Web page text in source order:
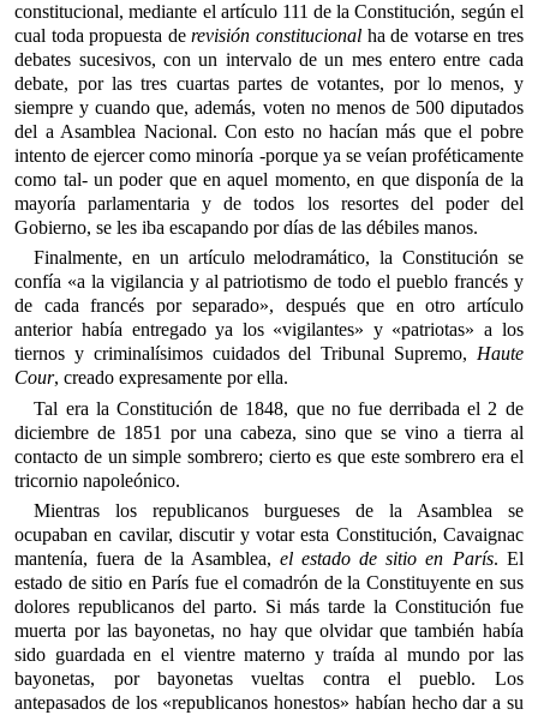
constitucional, mediante el artículo 111 de la Constitución, según el
cual toda propuesta derevisión constitucional ha de votarse en tres
debates sucesivos, con un intervalo de un mes entero entre cada
debate, por las tres cuartas partes de votantes, por lo menos, y
siempre y cuando que, además, voten no menos de 500 diputados
del a Asamblea Nacional. Con esto no hacían más que el pobre
intento de ejercer como minoría -porque ya se veían proféticamente
como tal- un poder que en aquel momento, en que disponía de la
mayoría parlamentaria y de todos los resortes del poder del
Gobierno, se les iba escapando por días de las débiles manos.
Finalmente, en un artículo melodramático, la Constitución se
confía «a la vigilancia y al patriotismo de todo el pueblo francés y
de cada francés por separado», después que en otro artículo
anterior había entregado ya los «vigilantes» y «patriotas» a los
tiernos y criminalísimos cuidados del Tribunal Supremo, Haute
Cour, creado expresamente por ella.
Tal era la Constitución de 1848, que no fue derribada el 2 de
diciembre de 1851 por una cabeza, sino que se vino a tierra al
contacto de un simple sombrero; cierto es que este sombrero era el
tricornio napoleónico.
Mientras los republicanos burgueses de la Asamblea se
ocupaban en cavilar, discutir y votar esta Constitución, Cavaignac
mantenía, fuera de la Asamblea, el estado de sitio en París. El
estado de sitio en París fue el comadrón de la Constituyente en sus
dolores republicanos del parto. Si más tarde la Constitución fue
muerta por las bayonetas, no hay que olvidar que también había
sido guardada en el vientre materno y traída al mundo por las
bayonetas, por bayonetas vueltas contra el pueblo. Los
antepasados de los «republicanos honestos» habían hecho dar a su